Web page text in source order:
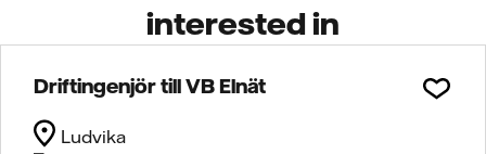
interested in
Driftingenjör till VB Elnät
Ludvika